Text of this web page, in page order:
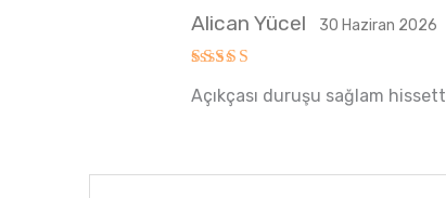
5oy aldı
Alican Yücel 30 Haziran 2026
Açıkçası duruşu sağlam